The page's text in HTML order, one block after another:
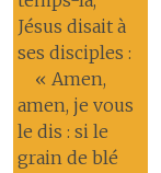
Jésus disait à
ses disciples :
« Amen,
amen, je vous
le dis : si le
grain de blé